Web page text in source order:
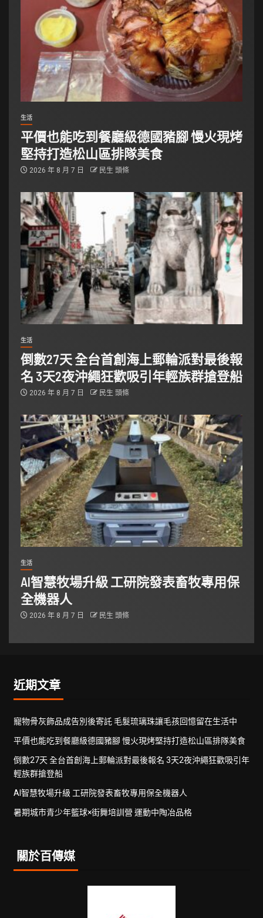
生活
平價也能吃到餐廳級德國豬腳 慢火現烤
堅持打造松山區排隊美食
2026 年 8 月 7 日 民生 頭條
生活
倒數27天 全台首創海上郵輪派對最後報
名 3天2夜沖繩狂歡吸引年輕族群搶登船
2026 年 8 月 7 日 民生 頭條
生活
AI智慧牧場升級 工研院發表畜牧專用保
全機器人
2026 年 8 月 7 日 民生 頭條
近期文章
寵物骨灰飾品成告別後寄託 毛髮琉璃珠讓毛孩回憶留在生活中
平價也能吃到餐廳級德國豬腳 慢火現烤堅持打造松山區排隊美食
倒數27天 全台首創海上郵輪派對最後報名 3天2夜沖繩狂歡吸引年
輕族群搶登船
AI智慧牧場升級 工研院發表畜牧專用保全機器人
暑期城市青少年籃球×街舞培訓營 運動中陶冶品格
關於百傳媒